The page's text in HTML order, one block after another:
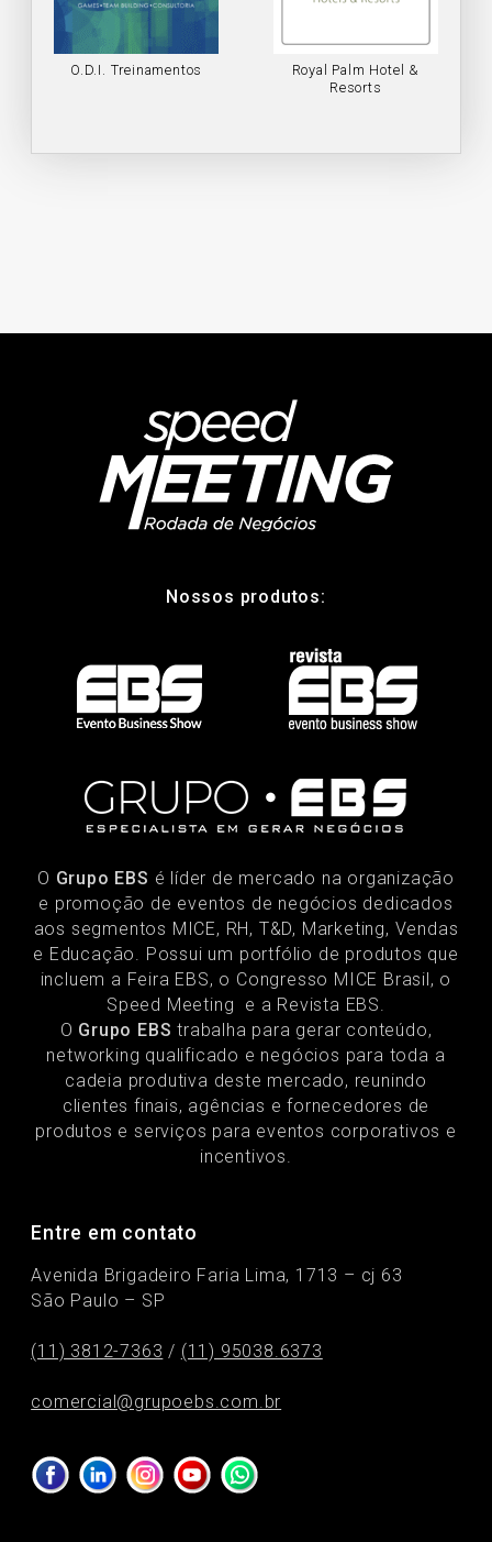
O.D.I. Treinamentos
Royal Palm Hotel &
Resorts
Nossos produtos:
O Grupo EBS é líder de mercado na organização
e promoção de eventos de negócios dedicados
aos segmentos MICE, RH, T&D, Marketing, Vendas
e Educação. Possui um portfólio de produtos que
incluem a Feira EBS, o Congresso MICE Brasil, o
Speed Meeting e a Revista EBS.
O Grupo EBS trabalha para gerar conteúdo,
networking qualificado e negócios para toda a
cadeia produtiva deste mercado, reunindo
clientes finais, agências e fornecedores de
produtos e serviços para eventos corporativos e
incentivos.
Entre em contato
Avenida Brigadeiro Faria Lima, 1713 – cj 63
São Paulo – SP
(11) 3812-7363 / (11) 95038.6373
comercial@grupoebs.com.br